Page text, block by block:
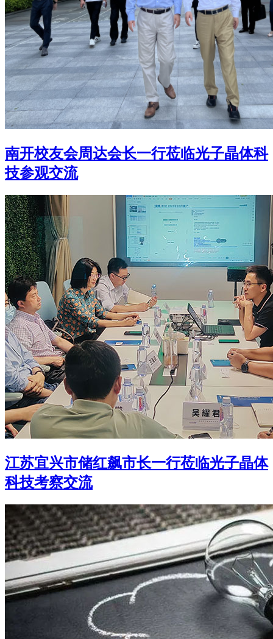
南开校友会周达会长一行莅临光子晶体科
技参观交流
江苏宜兴市储红飙市长一行莅临光子晶体
科技考察交流